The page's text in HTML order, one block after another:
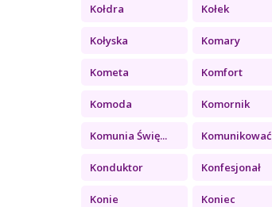
Kołdra Kołek
Kołyska Komary
Kometa Komfort
Komoda Komornik
Komunia Świę... Komunikować
Konduktor Konfesjonał
Konie Koniec